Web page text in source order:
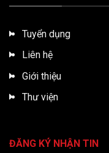
Tuyển dụng
Liên hệ
Giới thiệu
Thư viện
ĐĂNG KÝ NHẬN TIN